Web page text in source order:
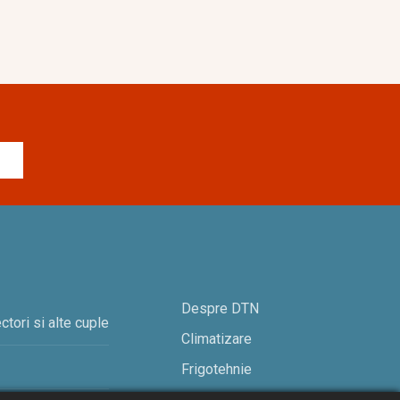
si alte cuple
Despre DTN
Climatizare
Frigotehnie